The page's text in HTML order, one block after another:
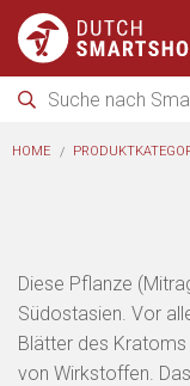
HOME
Diese Pflanze
Südostasien. Vor
Blätter des
von Wirkstoffen.